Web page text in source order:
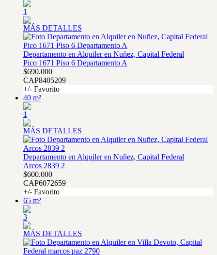
1
MÁS DETALLES
Departamento en Alquiler en Nuñez, Capital Federal
Pico 1671 Piso 6 Departamento A
$690.000
CAP8405209
+/- Favorito
40 m²
1
MÁS DETALLES
Departamento en Alquiler en Nuñez, Capital Federal
Arcos 2839 2
$600.000
CAP6072659
+/- Favorito
65 m²
3
MÁS DETALLES